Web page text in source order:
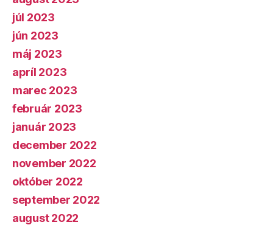
júl 2023
jún 2023
máj 2023
apríl 2023
marec 2023
február 2023
január 2023
december 2022
november 2022
október 2022
september 2022
august 2022